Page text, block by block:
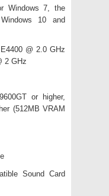
Windows 7, the
10 and
@ 2.0 GHz
2 GHz
or higher,
(512MB VRAM
Sound Card